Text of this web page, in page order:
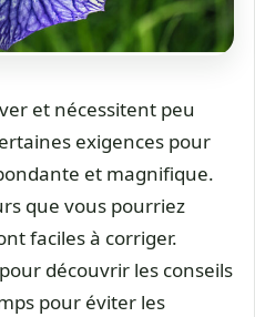
et nécessitent peu
exigences pour
et magnifique.
que vous pourriez
faciles à corriger.
découvrir les conseils
pour éviter les